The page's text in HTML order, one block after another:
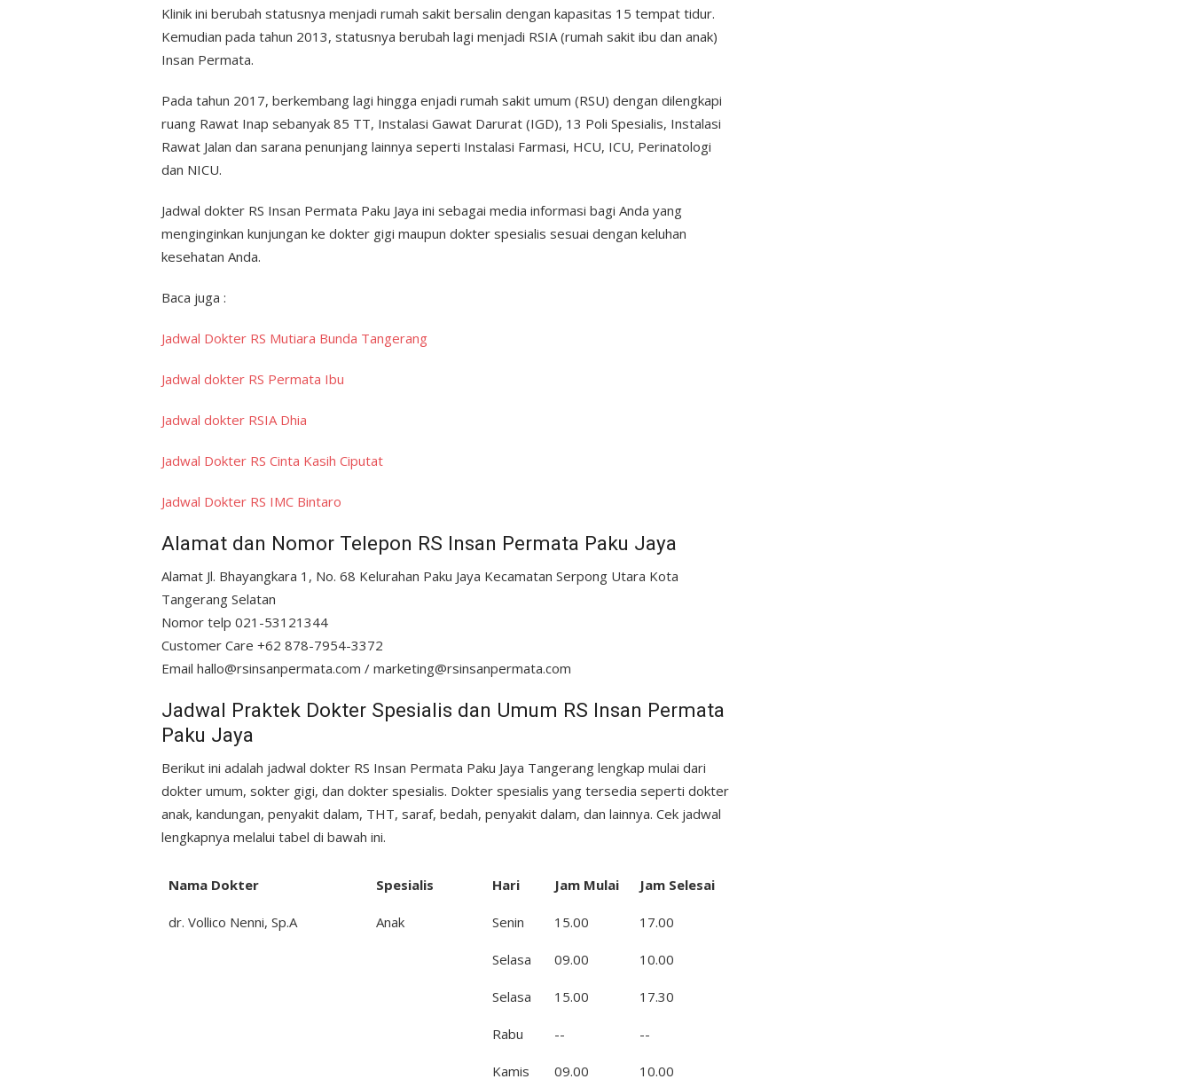
Klinik ini berubah statusnya menjadi rumah sakit bersalin dengan kapasitas 15 tempat tidur.
Kemudian pada tahun 2013, statusnya berubah lagi menjadi RSIA (rumah sakit ibu dan anak)
Insan Permata.
Pada tahun 2017, berkembang lagi hingga enjadi rumah sakit umum (RSU) dengan dilengkapi
ruang Rawat Inap sebanyak 85 TT, Instalasi Gawat Darurat (IGD), 13 Poli Spesialis, Instalasi
Rawat Jalan dan sarana penunjang lainnya seperti Instalasi Farmasi, HCU, ICU, Perinatologi
dan NICU.
Jadwal dokter RS Insan Permata Paku Jaya ini sebagai media informasi bagi Anda yang
menginginkan kunjungan ke dokter gigi maupun dokter spesialis sesuai dengan keluhan
kesehatan Anda.
Baca juga :
Jadwal Dokter RS Mutiara Bunda Tangerang
Jadwal dokter RS Permata Ibu
Jadwal dokter RSIA Dhia
Jadwal Dokter RS Cinta Kasih Ciputat
Jadwal Dokter RS IMC Bintaro
Alamat dan Nomor Telepon RS Insan Permata Paku Jaya
Alamat Jl. Bhayangkara 1, No. 68 Kelurahan Paku Jaya Kecamatan Serpong Utara Kota
Tangerang Selatan
Nomor telp 021-53121344
Customer Care +62 878-7954-3372
Email hallo@rsinsanpermata.com / marketing@rsinsanpermata.com
Jadwal Praktek Dokter Spesialis dan Umum RS Insan Permata
Paku Jaya
Berikut ini adalah jadwal dokter RS Insan Permata Paku Jaya Tangerang lengkap mulai dari
dokter umum, sokter gigi, dan dokter spesialis. Dokter spesialis yang tersedia seperti dokter
anak, kandungan, penyakit dalam, THT, saraf, bedah, penyakit dalam, dan lainnya. Cek jadwal
lengkapnya melalui tabel di bawah ini.
Nama Dokter Spesialis Hari Jam Mulai Jam Selesai
dr. Vollico Nenni, Sp.A Anak Senin 15.00 17.00
Selasa 09.00 10.00
Selasa 15.00 17.30
Rabu -- --
Kamis 09.00 10.00